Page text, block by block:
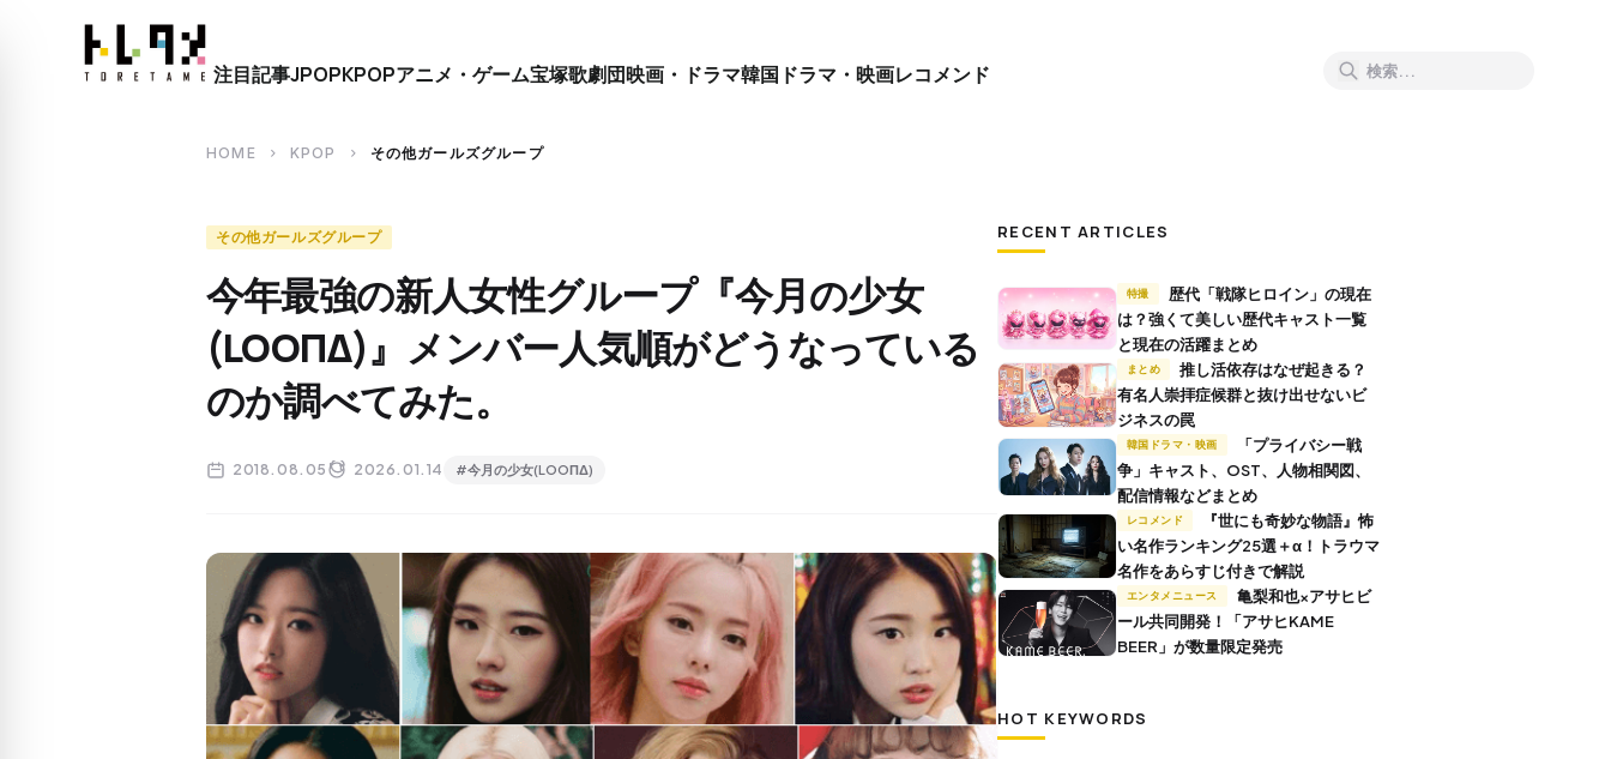
close
注目記事JPOPKPOPアニメ・ゲーム宝塚歌劇団映画・ドラマ韓国ドラマ・映画レコメンド
HOME chevron_right KPOP chevron_right その他ガールズグループ
その他ガールズグループ
今年最強の新人女性グループ『今月の少女
(LOOΠΔ)』メンバー人気順がどうなっている
のか調べてみた。
2018.08.05 2026.01.14 #今月の少女(LOOΠΔ)
RECENT ARTICLES
特撮
は？強くて美しい歴代キャスト一覧
と現在の活躍まとめ
まとめ
推し活依存はなぜ起きる？
有名人崇拝症候群と抜け出せないビ
ジネスの罠
韓国ドラマ・映画
争」キャスト、OST、人物相関図、
配信情報などまとめ
レコメンド
い名作ランキング25選＋α！トラウマ
名作をあらすじ付きで解説
エンタメニュース
ール共同開発！「アサヒKAME
BEER」が数量限定発売
HOT KEYWORDS